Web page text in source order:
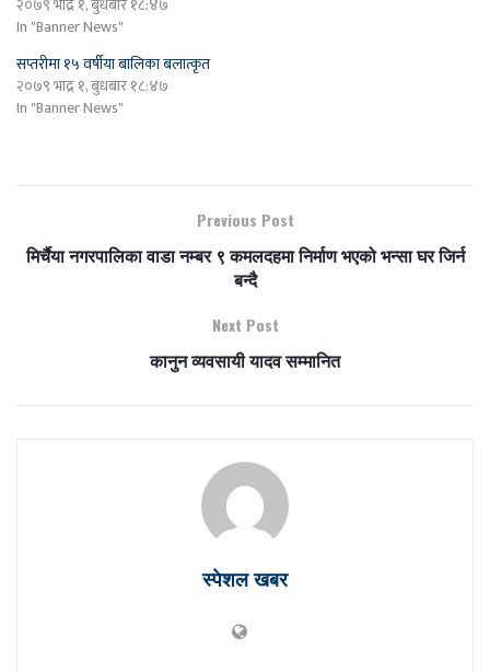
In "Banner News"
सप्तरीमा १५ वर्षीया बालिका बलात्कृत
२०७९ भाद्र १, बुधबार १८:४७
In "Banner News"
Previous Post
मिर्चैया नगरपालिका वाडा नम्बर ९ कमलदहमा निर्माण भएको भन्सा घर जिर्न
बन्दै
Next Post
कानुन व्यवसायी यादव सम्मानित
स्पेशल खबर